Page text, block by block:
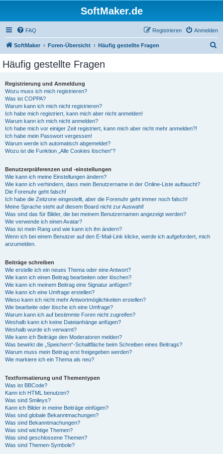
SoftMaker.de
FAQ Anmelden
Registrieren
SoftMaker Foren-Übersicht Häufig gestellte Fragen
Häufig gestellte Fragen
Registrierung und Anmeldung
Wozu muss ich mich registrieren?
Was ist COPPA?
Warum kann ich mich nicht registrieren?
Ich habe mich registriert, kann mich aber nicht anmelden!
Warum kann ich mich nicht anmelden?
Ich habe mich vor einiger Zeit registriert, kann mich aber nicht mehr anmelden?!
Ich habe mein Passwort vergessen!
Warum werde ich automatisch abgemeldet?
Wozu ist die Funktion „Alle Cookies löschen“?
Benutzerpräferenzen und -einstellungen
Wie kann ich meine Einstellungen ändern?
Wie kann ich verhindern, dass mein Benutzername in der Online-Liste auftaucht?
Die Forenuhr geht falsch!
Ich habe die Zeitzone eingestellt, aber die Forenuhr geht immer noch falsch!
Meine Sprache steht auf diesem Board nicht zur Auswahl!
Was sind das für Bilder, die bei meinem Benutzernamen angezeigt werden?
Wie verwende ich einen Avatar?
Was ist mein Rang und wie kann ich ihn ändern?
Wenn ich bei einem Benutzer auf den E-Mail-Link klicke, werde ich aufgefordert, mich
anzumelden.
Beiträge schreiben
Wie erstelle ich ein neues Thema oder eine Antwort?
Wie kann ich einen Beitrag bearbeiten oder löschen?
Wie kann ich meinem Beitrag eine Signatur anfügen?
Wie kann ich eine Umfrage erstellen?
Wieso kann ich nicht mehr Antwortmöglichkeiten erstellen?
Wie bearbeite oder lösche ich eine Umfrage?
Warum kann ich auf bestimmte Foren nicht zugreifen?
Weshalb kann ich keine Dateianhänge anfügen?
Weshalb wurde ich verwarnt?
Wie kann ich Beiträge den Moderatoren melden?
Was bewirkt die „Speichern“-Schaltfläche beim Schreiben eines Beitrags?
Warum muss mein Beitrag erst freigegeben werden?
Wie markiere ich ein Thema als neu?
Textformatierung und Thementypen
Was ist BBCode?
Kann ich HTML benutzen?
Was sind Smileys?
Kann ich Bilder in meine Beiträge einfügen?
Was sind globale Bekanntmachungen?
Was sind Bekanntmachungen?
Was sind wichtige Themen?
Was sind geschlossene Themen?
Was sind Themen-Symbole?